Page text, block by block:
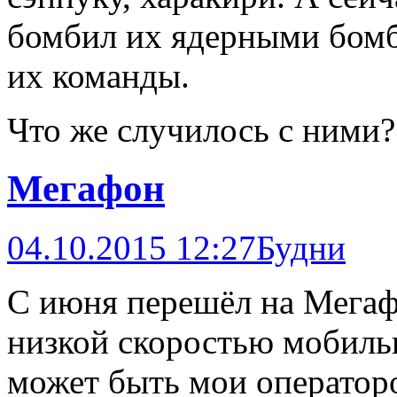
бомбил их ядерными
их команды.
Что же случилось с
Мегафон
04.10.2015 12:27Будни
С июня перешёл на
низкой скоростью
может быть мои